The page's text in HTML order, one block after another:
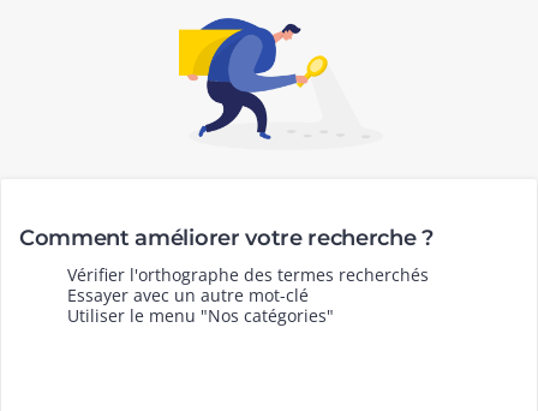
Comment améliorer votre recherche ?
Vérifier l'orthographe des termes recherchés
Essayer avec un autre mot-clé
Utiliser le menu "Nos catégories"